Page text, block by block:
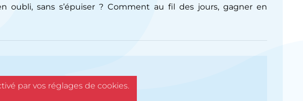
oubli, sans s’épuiser ? Comment au fil des jours, gagner en
par vos réglages de cookies.